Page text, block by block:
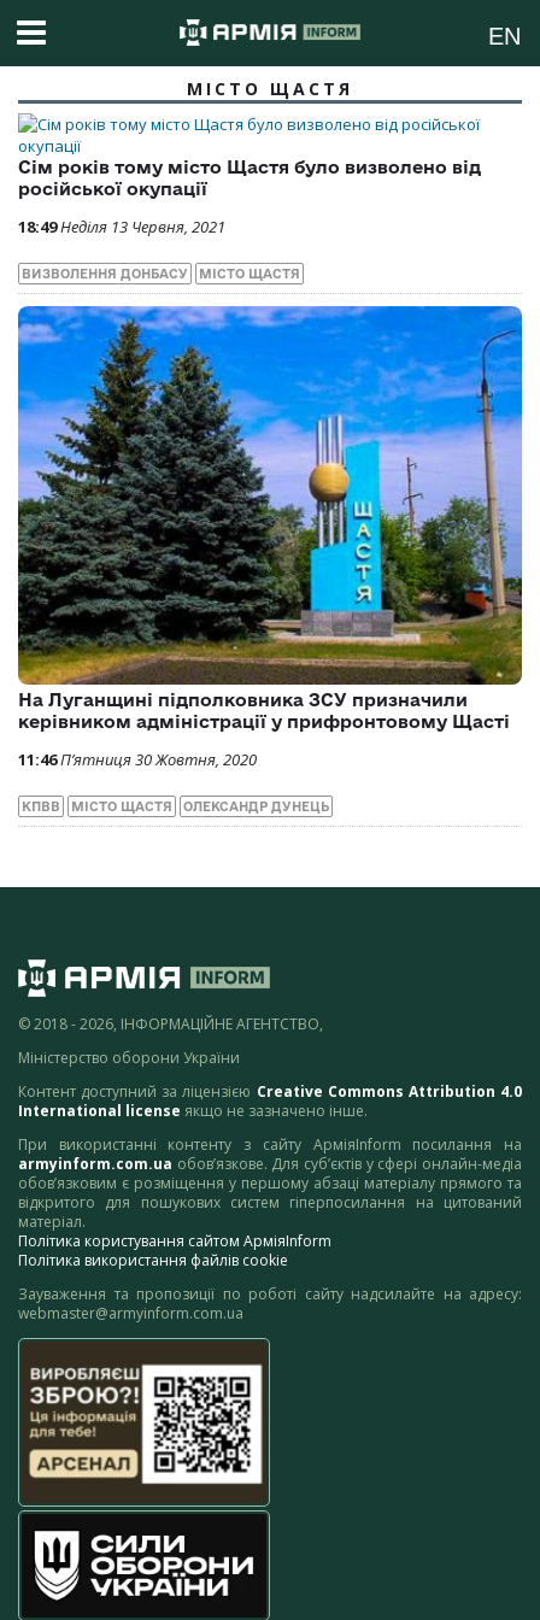
EN
МІСТО ЩАСТЯ
Сім років тому місто Щастя було визволено від
російської окупації
18:49Неділя 13 Червня, 2021
ВИЗВОЛЕННЯ ДОНБАСУ МІСТО ЩАСТЯ
На Луганщині підполковника ЗСУ призначили
керівником адміністрації у прифронтовому Щасті
11:46П’ятниця 30 Жовтня, 2020
КПВВ МІСТО ЩАСТЯ ОЛЕКСАНДР ДУНЕЦЬ
© 2018 - 2026, ІНФОРМАЦІЙНЕ АГЕНТСТВО,
Міністерство оборони України
Контент доступний за ліцензією Creative Commons Attribution 4.0
International license якщо не зазначено інше.
При використанні контенту з сайту АрміяInform посилання на
armyinform.com.ua обов’язкове. Для суб’єктів у сфері онлайн-медіа
обов’язковим є розміщення у першому абзаці матеріалу прямого та
відкритого для пошукових систем гіперпосилання на цитований
матеріал.
Політика користування сайтом АрміяInform
Політика використання файлів cookie
Зауваження та пропозиції по роботі сайту надсилайте на адресу:
webmaster@armyinform.com.ua